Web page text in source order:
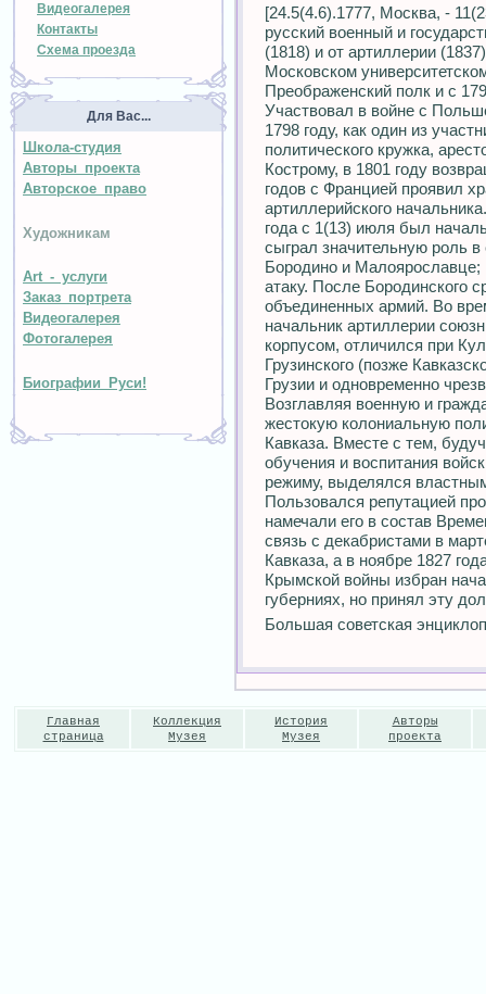
Видеогалерея
Контакты
Схема проезда
Для Вас...
Школа-студия
Авторы проекта
Авторское право
Художникам
Art - услуги
Заказ портрета
Видеогалерея
Фотогалерея
Биографии Руси!
[24.5(4.6).1777, Москва, -
русский военный и
(1818) и от артиллерии
Московском
Преображенский полк и с
Участвовал в войне с
1798 году, как один из
политического кружка,
Кострому, в 1801 году
годов с Францией проявил
артиллерийского
года с 1(13) июля был
сыграл значительную роль
Бородино и Малоярославце;
атаку. После Бородинского
объединенных армий. Во
начальник артиллерии
корпусом, отличился при
Грузинского (позже
Грузии и одновременно
Возглавляя военную и
жестокую колониальную
Кавказа. Вместе с тем,
обучения и воспитания
режиму, выделялся
Пользовался репутацией
намечали его в состав
связь с декабристами в
Кавказа, а в ноябре 1827
Крымской войны избран
губерниях, но принял эту
Большая советская
Главная
страница
Коллекция
Музея
История
Музея
Авторы
проекта